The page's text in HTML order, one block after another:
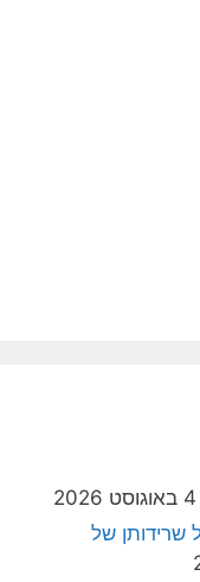
4 באוגוסט 2026
שרידותן של